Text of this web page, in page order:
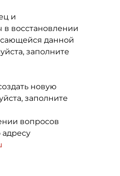
и
в восстановлении
данной
заполните
новую
заполните
вопросов